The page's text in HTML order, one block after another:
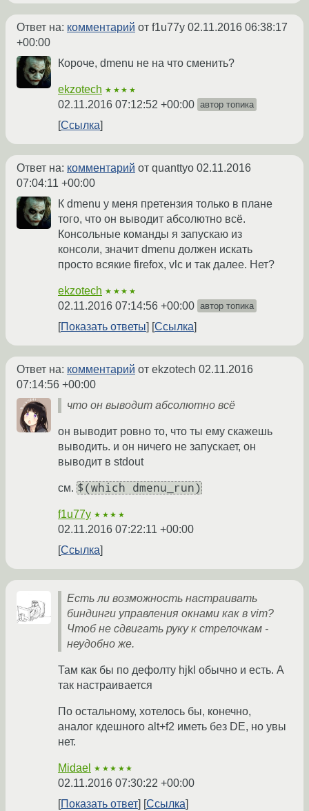
Ответ на: комментарий от f1u77y 02.11.2016 06:38:17
+00:00
Короче, dmenu не на что сменить?
ekzotech ★★★★
02.11.2016 07:12:52 +00:00 автор топика
Ссылка
Ответ на: комментарий от quanttyo 02.11.2016
07:04:11 +00:00
К dmenu у меня претензия только в плане
того, что он выводит абсолютно всё.
Консольные команды я запускаю из
консоли, значит dmenu должен искать
просто всякие firefox, vlc и так далее. Нет?
ekzotech ★★★★
02.11.2016 07:14:56 +00:00 автор топика
Показать ответы Ссылка
Ответ на: комментарий от ekzotech 02.11.2016
07:14:56 +00:00
что он выводит абсолютно всё
он выводит ровно то, что ты ему скажешь
выводить. и он ничего не запускает, он
выводит в stdout
см. $(which dmenu_run)
f1u77y ★★★★
02.11.2016 07:22:11 +00:00
Ссылка
Есть ли возможность настраивать
биндинги управления окнами как в vim?
Чтоб не сдвигать руку к стрелочкам -
неудобно же.
Там как бы по дефолту hjkl обычно и есть. А
так настраивается
По остальному, хотелось бы, конечно,
аналог кдешного alt+f2 иметь без DE, но увы
нет.
Midael ★★★★★
02.11.2016 07:30:22 +00:00
Показать ответ
Ссылка